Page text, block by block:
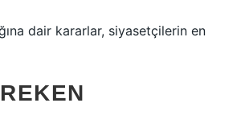
dair kararlar, siyasetçilerin en